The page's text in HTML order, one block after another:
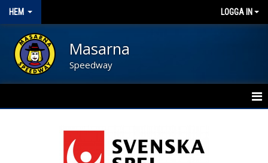
HEM LOGGA IN
Masarna
Speedway